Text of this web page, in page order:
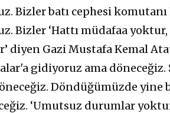
Bizler batı cephesi
Bizler ‘Hattı müdafaa yoktur,
diyen Gazi Mustafa Kemal
gidiyoruz ama
Döndüğümüzde yine
‘Umutsuz durumlar